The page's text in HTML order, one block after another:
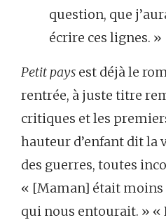
question, que
écrire ces lignes. »
Petit pays est déjà le
rentrée, à juste titre
critiques et les
hauteur d’enfant dit la
des guerres, toutes
« [Maman] était moins
qui nous entourait. » «